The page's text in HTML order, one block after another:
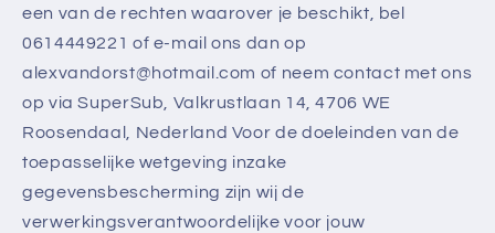
een van de rechten waarover je beschikt, bel
0614449221 of e-mail ons dan op
alexvandorst@hotmail.com of neem contact met ons
op via SuperSub, Valkrustlaan 14, 4706 WE
Roosendaal, Nederland Voor de doeleinden van de
toepasselijke wetgeving inzake
gegevensbescherming zijn wij de
verwerkingsverantwoordelijke voor jouw